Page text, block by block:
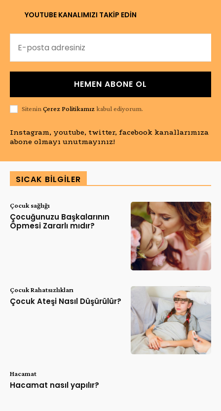
YOUTUBE KANALIMIZI TAKİP EDİN
HEMEN ABONE OL
SiteninÇerez Politikamızkabul ediyorum.
Instagram, youtube, twitter, facebook kanallarımıza
abone olmayı unutmayınız!
SICAK BILGILER
Çocuk sağlığı
Çocuğunuzu Başkalarının
Öpmesi Zararlı mıdır?
Çocuk Rahatsızlıkları
Çocuk Ateşi Nasıl Düşürülür?
Hacamat
Hacamat nasıl yapılır?